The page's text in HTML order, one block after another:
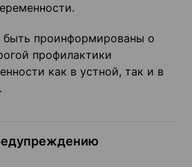
проинформированы о
профилактики
как в устной, так и в